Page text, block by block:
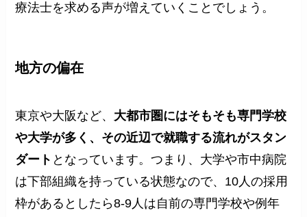
療法士を求める声が増えていくことでしょう。
地方の偏在
東京や大阪など、 大都市圏にはそもそも専門学校
や大学が多く、その近辺で就職する流れがスタン
ダート となっています。つまり、大学や市中病院
は下部組織を持っている状態なので、10人の採用
枠があるとしたら8-9人は自前の専門学校や例年